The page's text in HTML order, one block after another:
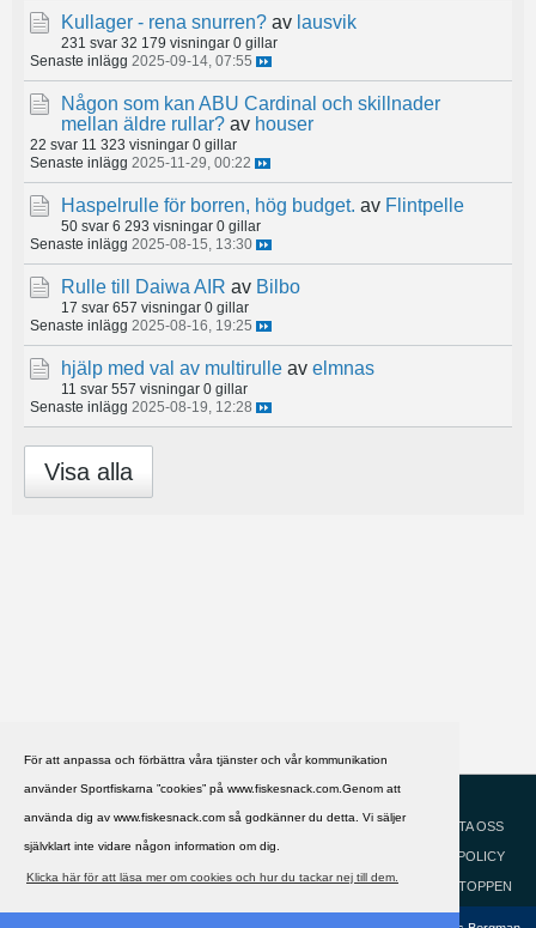
För att anpassa och förbättra våra tjänster och vår kommunikation
använder Sportfiskarna ”cookies” på www.fiskesnack.com.Genom att
använda dig av www.fiskesnack.com så godkänner du detta. Vi säljer
självklart inte vidare någon information om dig.
Klicka här för att läsa mer om cookies och hur du tackar nej till dem.
Kullager - rena snurren? av lausvik
231 svar 32 179 visningar 0 gillar
Senaste inlägg 2025-09-14, 07:55
Någon som kan ABU Cardinal och skillnader
mellan äldre rullar? av houser
22 svar 11 323 visningar 0 gillar
Senaste inlägg 2025-11-29, 00:22
Haspelrulle för borren, hög budget. av Flintpelle
50 svar 6 293 visningar 0 gillar
Senaste inlägg 2025-08-15, 13:30
Rulle till Daiwa AIR av Bilbo
17 svar 657 visningar 0 gillar
Senaste inlägg 2025-08-16, 19:25
hjälp med val av multirulle av elmnas
11 svar 557 visningar 0 gillar
Senaste inlägg 2025-08-19, 12:28
Visa alla
HJÄLP
KONTAKTA OSS
COOKIEPOLICY
GÅ TILL TOPPEN